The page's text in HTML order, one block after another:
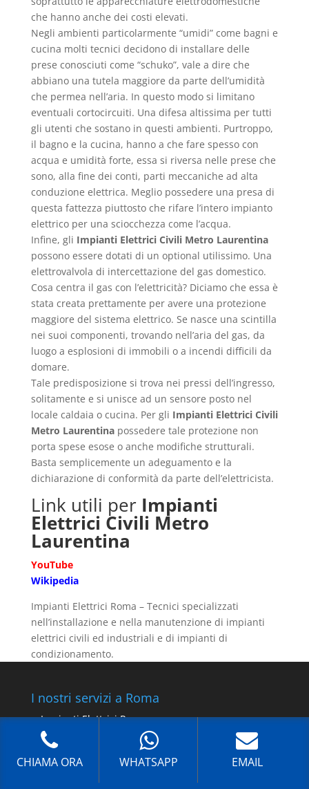
che hanno anche dei costi elevati.
Negli ambienti particolarmente “umidi” come bagni e
cucina molti tecnici decidono di installare delle
prese conosciuti come “schuko”, vale a dire che
abbiano una tutela maggiore da parte dell’umidità
che permea nell’aria. In questo modo si limitano
eventuali cortocircuiti. Una difesa altissima per tutti
gli utenti che sostano in questi ambienti. Purtroppo,
il bagno e la cucina, hanno a che fare spesso con
acqua e umidità forte, essa si riversa nelle prese che
sono, alla fine dei conti, parti meccaniche ad alta
conduzione elettrica. Meglio possedere una presa di
questa fattezza piuttosto che rifare l’intero impianto
elettrico per una sciocchezza come l’acqua.
Infine, gli Impianti Elettrici Civili Metro Laurentina
possono essere dotati di un optional utilissimo. Una
elettrovalvola di intercettazione del gas domestico.
Cosa centra il gas con l’elettricità? Diciamo che essa è
stata creata prettamente per avere una protezione
maggiore del sistema elettrico. Se nasce una scintilla
nei suoi componenti, trovando nell’aria del gas, da
luogo a esplosioni di immobili o a incendi difficili da
domare.
Tale predisposizione si trova nei pressi dell’ingresso,
solitamente e si unisce ad un sensore posto nel
locale caldaia o cucina. Per gli Impianti Elettrici Civili
Metro Laurentinapossedere tale protezione non
porta spese esose o anche modifiche strutturali.
Basta semplicemente un adeguamento e la
dichiarazione di conformità da parte dell’elettricista.
Link utili per Impianti
Elettrici Civili Metro
Laurentina
YouTube
Wikipedia
Impianti Elettrici Roma – Tecnici specializzati
nell’installazione e nella manutenzione di impianti
elettrici civili ed industriali e di impianti di
condizionamento.
I nostri servizi a Roma
Impianti Elettrici Roma
Impianto Elettrico Roma
Impianti Elettrici Civili Roma
Impianti D’Aria Roma
CHIAMA ORA WHATSAPP EMAIL